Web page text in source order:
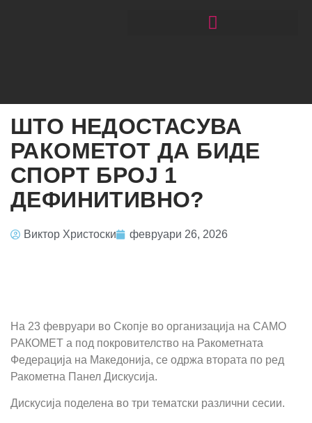
ШТО НЕДОСТАСУВА
РАКОМЕТОТ ДА БИДЕ
СПОРТ БРОЈ 1
ДЕФИНИТИВНО?
Виктор Христоски февруари 26, 2026
На 23 февруари во Скопје во организација на САМО
РАКОМЕТ а под покровителство на Ракометната
Федерација на Македонија, се одржа втората по ред
Ракометна Панел Дискусија.
Дискусија поделена во три тематски различни сесии.